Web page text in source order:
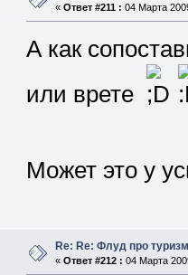
« Ответ #211 : 04 Марта
А как
или врете
Может это у
Re: Re: Флуд про туризм
« Ответ #212 : 04 Марта